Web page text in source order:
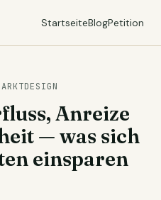
StartseiteBlogPetition
Anreize
— was sich
einsparen